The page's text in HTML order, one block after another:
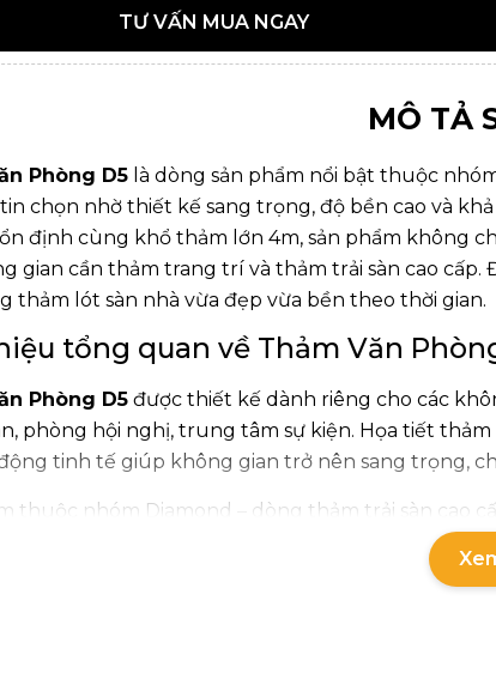
TƯ VẤN MUA NGAY
MÔ TẢ
Phòng D5 là dòng sản phẩm nổi bật thuộc
chọn nhờ thiết kế sang trọng, độ bền cao và
định cùng khổ thảm lớn 4m, sản phẩm không
gian cần thảm trang trí và thảm trải sàn cao
thảm lót sàn nhà vừa đẹp vừa bền theo thời gian.
tổng quan về Thảm Văn
Phòng D5 được thiết kế dành riêng cho các
phòng hội nghị, trung tâm sự kiện. Họa tiết
tinh tế giúp không gian trở nên sang trọng,
thuộc nhóm Diamond – dòng thảm trải sàn cao
Khi kết hợp cùng nội thất, ánh sáng và bố cục